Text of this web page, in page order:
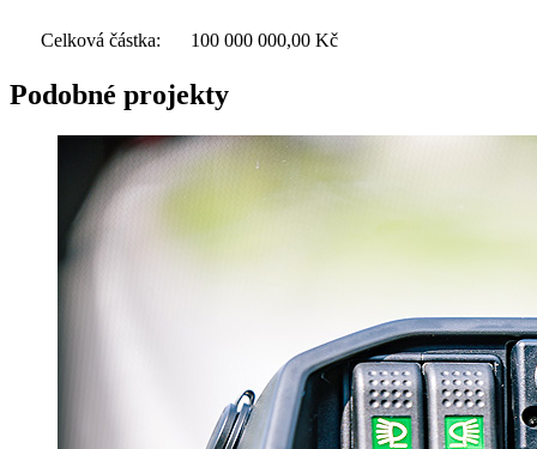
Celková částka: 100 000 000,00 Kč
Podobné projekty